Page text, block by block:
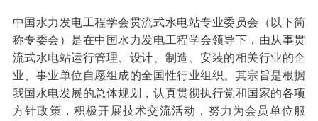
中国水力发电工程学会贯流式水电站专业委员会（以下简
称专委会）是在中国水力发电工程学会领导下，由从事贯
流式水电站运行管理、设计、制造、安装的相关行业的企
业、事业单位自愿组成的全国性行业组织。其宗旨是根据
我国水电发展的总体规划，认真贯彻执行党和国家的各项
方针政策，积极开展技术交流活动，努力为会员单位服